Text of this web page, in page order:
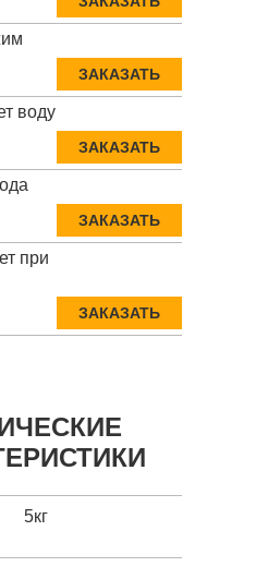
ЗАКАЗАТЬ
воду
ЗАКАЗАТЬ
ЗАКАЗАТЬ
при
ЗАКАЗАТЬ
5кг